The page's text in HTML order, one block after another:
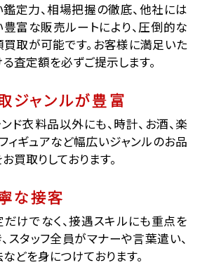
鑑定力、相場把握の徹底、他社には
豊富な販売ルートにより、圧倒的な
買取が可能です。お客様に満足いた
査定額を必ずご提示します。
ジャンルが豊富
ド衣料品以外にも、時計、お酒、楽
ィギュアなど幅広いジャンルのお品
買取りしております。
な接客
けでなく、接遇スキルにも重点を
スタッフ全員がマナーや言葉遣い、
どを身につけております。